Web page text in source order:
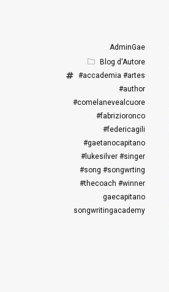
AdminGae
Blog d'Autore
#accademia #artes
#author
#comelanevealcuore
#fabrizioronco
#federicagili
#gaetanocapitano
#lukesilver #singer
#song #songwrting
#thecoach #winner
gaecapitano
songwritingacademy